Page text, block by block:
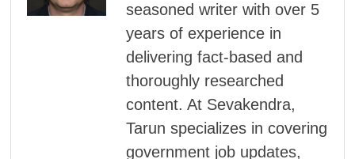
seasoned writer with over 5
years of experience in
delivering fact-based and
thoroughly researched
content. At Sevakendra,
Tarun specializes in covering
government job updates,